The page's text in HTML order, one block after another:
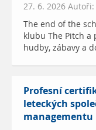
27. 6. 2026
The end of the
klubu The Pitch a
hudby, zábavy a
Profesní
leteckých
managementu